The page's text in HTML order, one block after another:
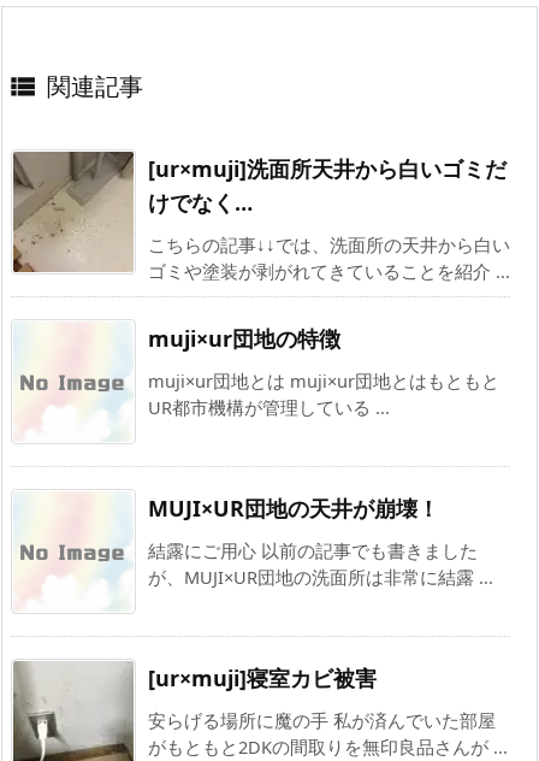
 関連記事
[ur×muji]洗面所天井から白いゴミだ
けでなく…
こちらの記事↓↓では、洗面所の天井から白い
ゴミや塗装が剥がれてきていることを紹介 ...
muji×ur団地の特徴
muji×ur団地とは muji×ur団地とはもともと
UR都市機構が管理している ...
MUJI×UR団地の天井が崩壊！
結露にご用心 以前の記事でも書きました
が、MUJI×UR団地の洗面所は非常に結露 ...
[ur×muji]寝室カビ被害
安らげる場所に魔の手 私が済んでいた部屋
がもともと2DKの間取りを無印良品さんが ...